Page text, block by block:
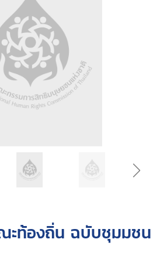
ะท้องถิ่น ฉบับชุมมชน